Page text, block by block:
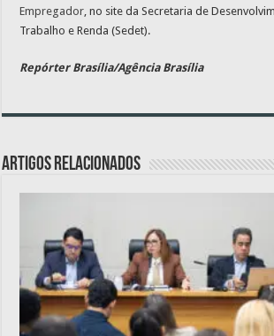
Empregador, no site da Secretaria de
Trabalho e Renda (Sedet).
Repórter Brasília/Agência Brasília
Artigos relacionados